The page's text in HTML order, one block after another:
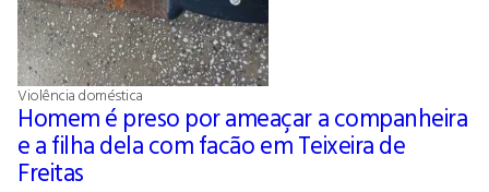
Violência doméstica
Homem é preso por ameaçar a companheira
e a filha dela com facão em Teixeira de
Freitas